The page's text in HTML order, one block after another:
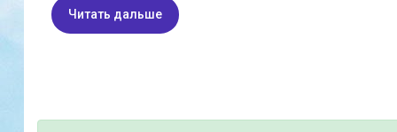
Читать дальше